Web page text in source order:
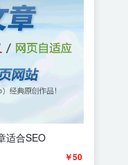
适合SEO
￥50